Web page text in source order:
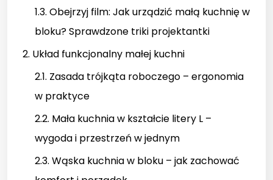
1.3. Obejrzyj film: Jak urządzić małą kuchnię w
bloku? Sprawdzone triki projektantki
2. Układ funkcjonalny małej kuchni
2.1. Zasada trójkąta roboczego – ergonomia
w praktyce
2.2. Mała kuchnia w kształcie litery L –
wygoda i przestrzeń w jednym
2.3. Wąska kuchnia w bloku – jak zachować